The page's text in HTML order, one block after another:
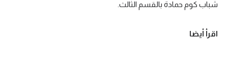
شباب كوم حمادة بالقسم الثالث.
اقرأ أيضا